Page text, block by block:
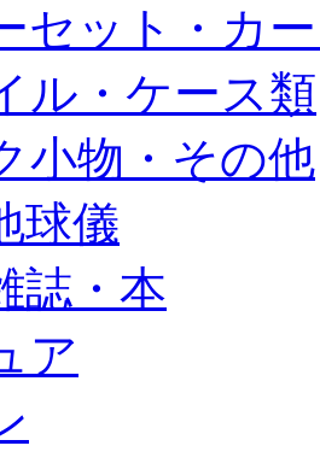
セット・カ
ル・ケース類
小物・その他
球儀
誌・本
ア